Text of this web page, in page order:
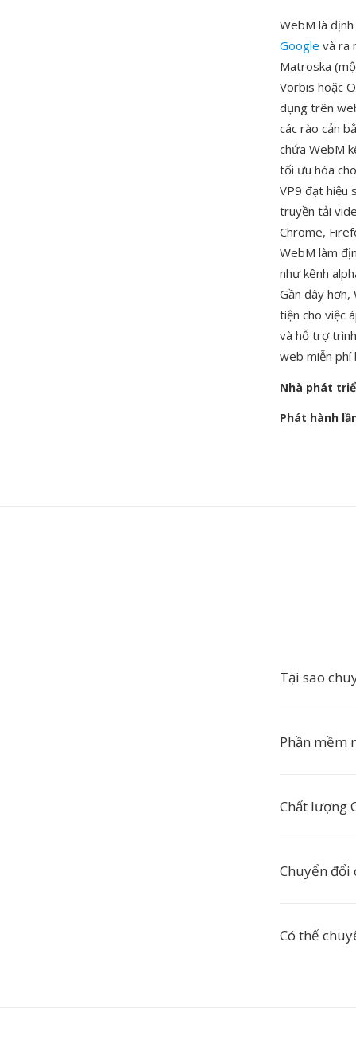
WebM là
Google và ra
Matroska
Vorbis hoặc
dụng trên
các rào cản
chứa WebM
tối ưu hóa
VP9 đạt hiệu
truyền tải
Chrome,
WebM làm
như kênh
Gần đây
tiện cho việc
và hỗ trợ
web miễn phí
Nhà phát
Phát hành
Tại sao
Phần mềm
Chất lượng
Chuyển đổi
Có thể